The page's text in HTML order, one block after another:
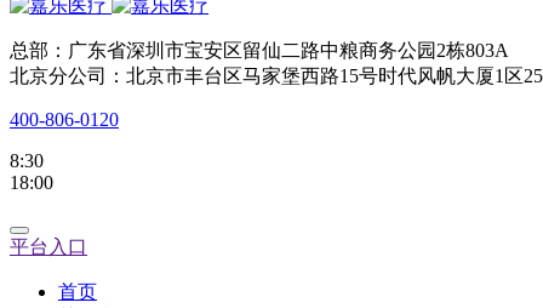
总部：广东省深圳市宝安区留仙二路中粮商务公园2栋803A
北京分公司：北京市丰台区马家堡西路15号时代风帆大厦1区
400-806-0120
8:30
18:00
平台入口
首页